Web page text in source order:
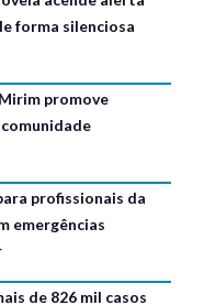
forma silenciosa
promove
profissionais da
emergências
de 826 mil casos